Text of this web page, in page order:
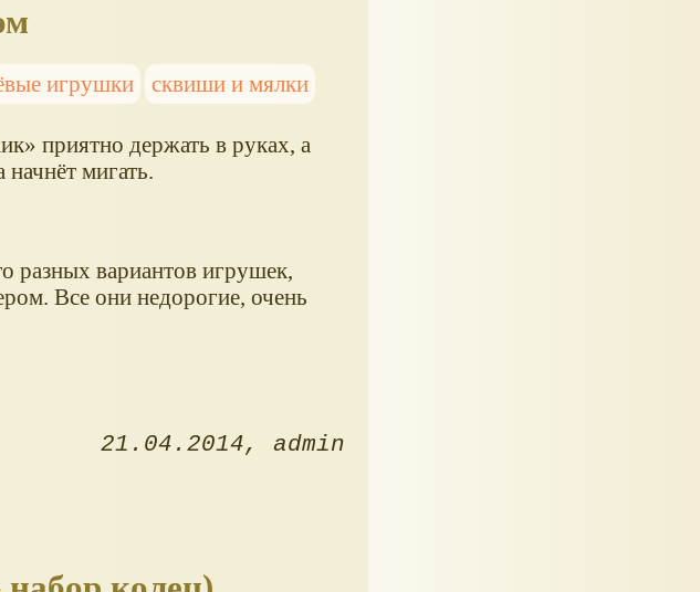
игрушки сквиши и мялки
приятно держать в руках, а
начнёт мигать.
разных вариантов игрушек,
Все они недорогие, очень
21.04.2014 admin